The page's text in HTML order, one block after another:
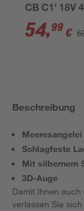
CB C1' 18V
Stück
54,99 €
Beschreibung
Meeresangelei
Schlagfeste
Mit silbernem
3D-Auge
Damit Ihnen
verlassen Sie